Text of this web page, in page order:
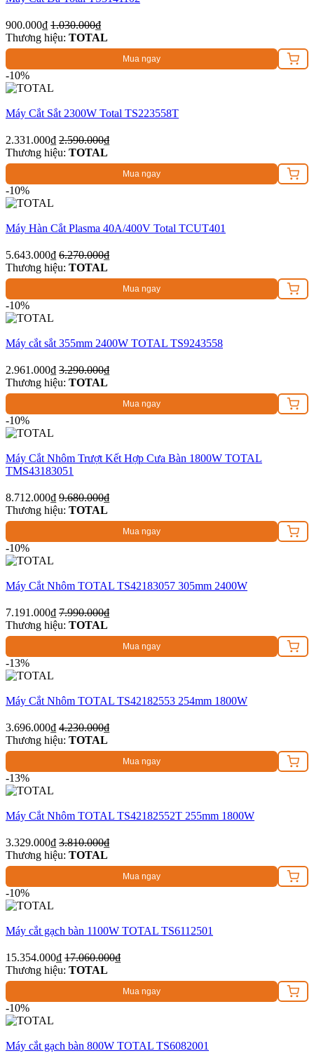
900.000₫ 1.030.000₫
Thương hiệu: TOTAL
Mua ngay
-10%
Máy Cắt Sắt 2300W Total TS223558T
2.331.000₫ 2.590.000₫
Thương hiệu: TOTAL
Mua ngay
-10%
Máy Hàn Cắt Plasma 40A/400V Total TCUT401
5.643.000₫ 6.270.000₫
Thương hiệu: TOTAL
Mua ngay
-10%
Máy cắt sắt 355mm 2400W TOTAL TS9243558
2.961.000₫ 3.290.000₫
Thương hiệu: TOTAL
Mua ngay
-10%
Máy Cắt Nhôm Trượt Kết Hợp Cưa Bàn 1800W TOTAL
TMS43183051
8.712.000₫ 9.680.000₫
Thương hiệu: TOTAL
Mua ngay
-10%
Máy Cắt Nhôm TOTAL TS42183057 305mm 2400W
7.191.000₫ 7.990.000₫
Thương hiệu: TOTAL
Mua ngay
-13%
Máy Cắt Nhôm TOTAL TS42182553 254mm 1800W
3.696.000₫ 4.230.000₫
Thương hiệu: TOTAL
Mua ngay
-13%
Máy Cắt Nhôm TOTAL TS42182552T 255mm 1800W
3.329.000₫ 3.810.000₫
Thương hiệu: TOTAL
Mua ngay
-10%
Máy cắt gạch bàn 1100W TOTAL TS6112501
15.354.000₫ 17.060.000₫
Thương hiệu: TOTAL
Mua ngay
-10%
Máy cắt gạch bàn 800W TOTAL TS6082001